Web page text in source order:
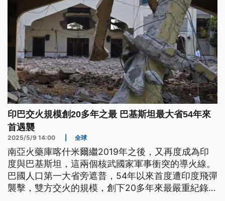
印巴交火規模創20多年之最 巴基斯坦最大省54年來
首遇襲
2025/5/9 14:00 全球
南亞火藥庫喀什米爾繼2019年之後，又再度成為印
度與巴基斯坦，這兩個核武國家軍事衝突的導火線。
巴國人口第一大省旁遮普，54年以來首度遭印度飛彈
襲擊，雙方交火的規模，創下20多年來最嚴重紀錄。